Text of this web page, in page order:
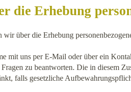
die Erhebung
über die Erhebung
mit uns per E-Mail oder über ein
zu beantworten. Die in diesem
falls gesetzliche